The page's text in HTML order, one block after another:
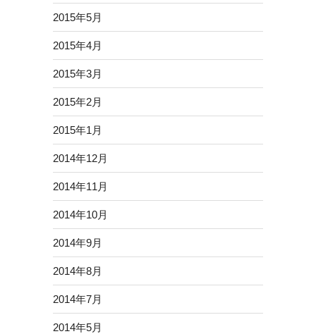
2015年5月
2015年4月
2015年3月
2015年2月
2015年1月
2014年12月
2014年11月
2014年10月
2014年9月
2014年8月
2014年7月
2014年5月